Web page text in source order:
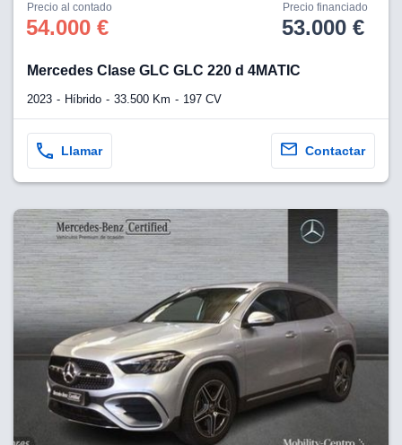
Precio al contado
54.000 €
Precio financiado
53.000 €
Mercedes Clase GLC GLC 220 d 4MATIC
2023 Híbrido 33.500 Km 197 CV
Llamar Contactar